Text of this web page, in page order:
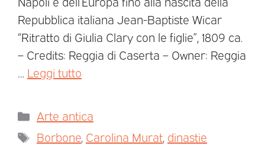
Repubblica italiana Jean-Baptiste Wicar
“Ritratto di Giulia Clary con le figlie”, 1809 ca.
– Credits: Reggia di Caserta – Owner: Reggia
Leggi tutto
Arte antica
Borbone Carolina Murat dinastie